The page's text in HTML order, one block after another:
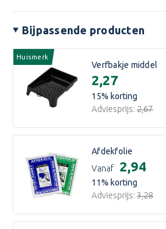
Bijpassende producten
Huismerk
Verfbakje middel
€2,27
15% korting
Adviesprijs: €2,67
Afdekfolie
Vanaf
€2,94
11% korting
Adviesprijs: €3,28